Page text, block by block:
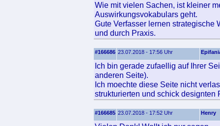
Wie mit vielen Sachen, ist kleiner
Auswirkungsvokabulars geht.
Gute Verfasser lernen strategische
und durch Praxis.
#166686 23.07.2018 - 17:56 Uhr
Ich bin gerade zufaellig auf Ihrer
anderen Seite).
Ich moechte diese Seite nicht
strukturierten und schick designten
#166685 23.07.2018 - 17:52 Uhr Henry